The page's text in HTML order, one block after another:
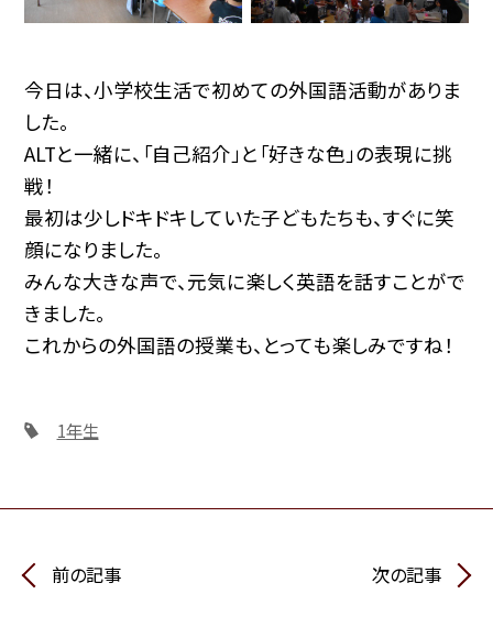
今日は、小学校生活で初めての外国語活動がありま
した。
ALTと一緒に、「自己紹介」と「好きな色」の表現に挑
戦！
最初は少しドキドキしていた子どもたちも、すぐに笑
顔になりました。
みんな大きな声で、元気に楽しく英語を話すことがで
きました。
これからの外国語の授業も、とっても楽しみですね！
1年生
前の記事 次の記事